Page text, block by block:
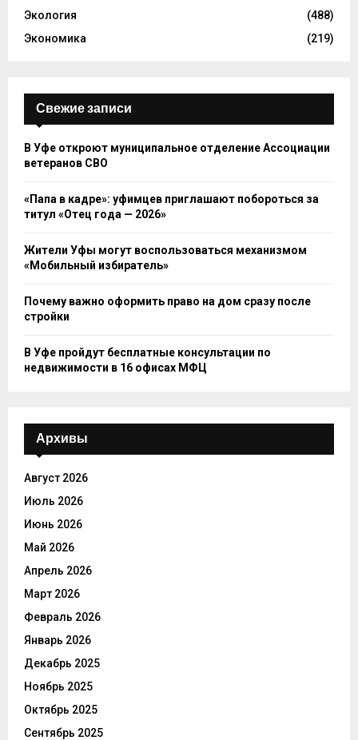
Экология
(488)
Экономика
(219)
Свежие записи
В Уфе откроют муниципальное отделение Ассоциации
ветеранов СВО
«Папа в кадре»: уфимцев приглашают побороться за
титул «Отец года — 2026»
Жители Уфы могут воспользоваться механизмом
«Мобильный избиратель»
Почему важно оформить право на дом сразу после
стройки
В Уфе пройдут бесплатные консультации по
недвижимости в 16 офисах МФЦ
Архивы
Август 2026
Июль 2026
Июнь 2026
Май 2026
Апрель 2026
Март 2026
Февраль 2026
Январь 2026
Декабрь 2025
Ноябрь 2025
Октябрь 2025
Сентябрь 2025